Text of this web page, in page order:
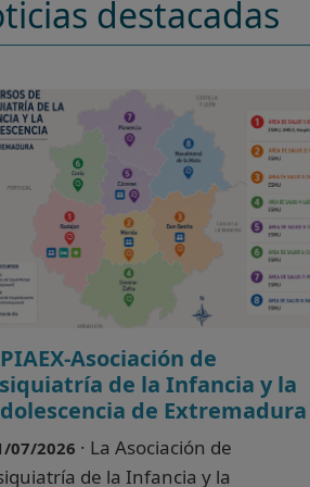
destacadas
Asociación de
de la Infancia y la
de Extremadura
07/2026 · La Asociación de
de la Infancia y la